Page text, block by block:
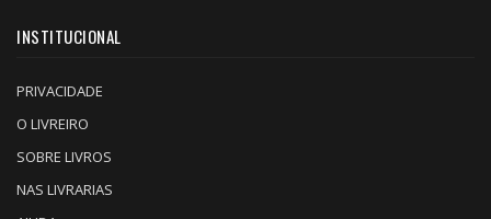
INSTITUCIONAL
PRIVACIDADE
O LIVREIRO
SOBRE LIVROS
NAS LIVRARIAS